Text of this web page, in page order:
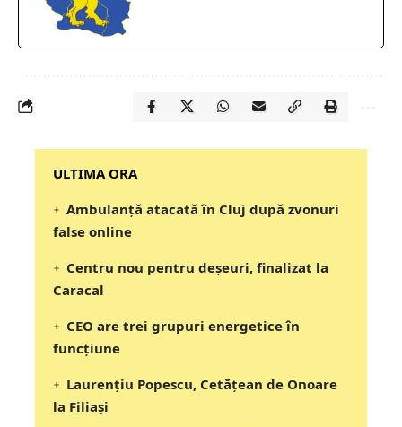
‎‎‎‎‎‎‎ULTIMA ORA
Ambulanță atacată în Cluj după zvonuri
false online
Centru nou pentru deșeuri, finalizat la
Caracal
CEO are trei grupuri energetice în
funcțiune
Laurențiu Popescu, Cetățean de Onoare
la Filiași